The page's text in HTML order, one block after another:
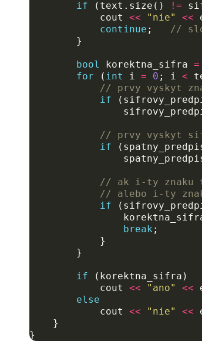
if ( text . size () !=
cout
<< "nie" <<
continue ;
//
}
bool korektna_sifra =
for
( int i = 0 ; i <
// prvy vyskyt
if
(
// prvy vyskyt
if
(
// ak i-ty znaku
// alebo i-ty
if
(
break ;
}
}
if ( korektna_sifra )
cout
<< "ano" <<
else
cout
<< "nie" <<
}
}